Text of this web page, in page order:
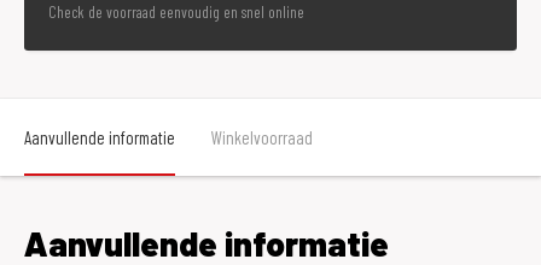
Check de voorraad eenvoudig en snel online
Aanvullende informatie Winkelvoorraad
Aanvullende informatie